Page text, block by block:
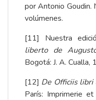
por Antonio Goudin.
volúmenes.
[11] Nuestra
liberto de
Bogotá: J. A.
[12] De Officiis libri
París: Imprimerie